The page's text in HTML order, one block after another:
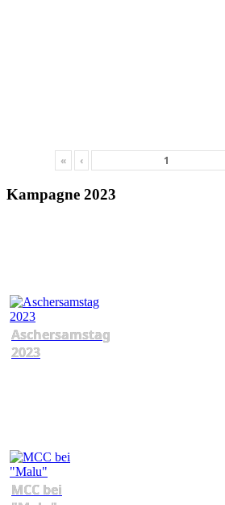
« ‹
Kampagne 2023
Aschersamstag
2023
MCC bei